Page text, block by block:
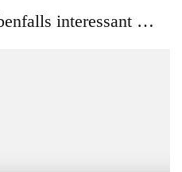
interessant …